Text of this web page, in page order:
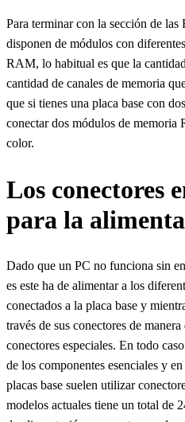
Para terminar con la sección de
disponen de módulos con
RAM, lo habitual es que la
cantidad de canales de memoria
que si tienes una placa base con
conectar dos módulos de
color.
Los conectores
para la
Dado que un PC no funciona sin
es este ha de alimentar a los
conectados a la placa base y
través de sus conectores de
conectores especiales. En todo
de los componentes esenciales y
placas base suelen utilizar
modelos actuales tiene un total de